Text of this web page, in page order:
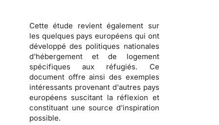
Cette étude revient également sur
les quelques pays européens qui ont
développé des politiques nationales
d'hébergement et de logement
spécifiques aux réfugiés. Ce
document offre ainsi des exemples
intéressants provenant d'autres pays
européens suscitant la réflexion et
constituant une source d'inspiration
possible.